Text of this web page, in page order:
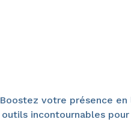
Boostez votre présence en
outils incontournables